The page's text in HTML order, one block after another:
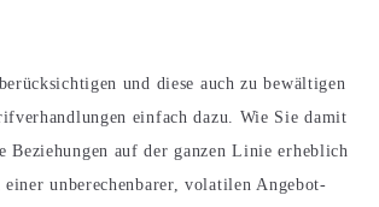
und diese auch zu bewältigen
einfach dazu. Wie Sie damit
Beziehungen auf der ganzen Linie erheblich
unberechenbarer, volatilen Angebot-